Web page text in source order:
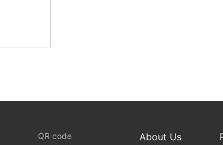
QR code About Us